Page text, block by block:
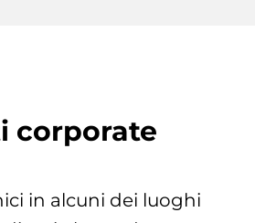
corporate
in alcuni dei luoghi